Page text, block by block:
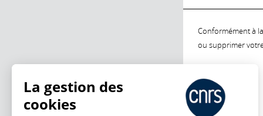
Conformément à
ou supprimer
La gestion des
cookies